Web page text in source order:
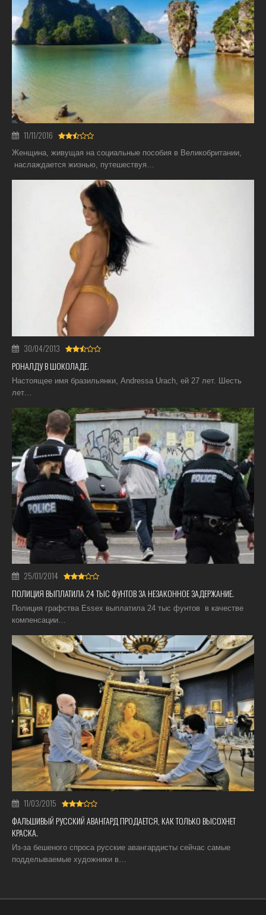
11/11/2016
Женщина, живущая на социальные пособия в Великобритании,
наслаждается жизнью, путешествуя…
30/04/2013
РОНАЛДУ В ШОКОЛАДЕ.
Настоящее имя бразильянки, Andressa Urach, ей 27 лет. Шесть
лет…
25/01/2014
ПОЛИЦИЯ ВЫПЛАТИЛА 24 ТЫС ФУНТОВ ЗА НЕЗАКОННОЕ ЗАДЕРЖАНИЕ.
Полиция графства Essex выплатила 24 тыс фунтов в качестве
компенсации…
11/03/2015
ФАЛЬШИВЫЙ РУССКИЙ АВАНГАРД ПРОДАЕТСЯ, КАК ТОЛЬКО ВЫСОХНЕТ
КРАСКА.
Из-за бешеного спроса русские авангардисты сейчас самые
подделываемые художники в…